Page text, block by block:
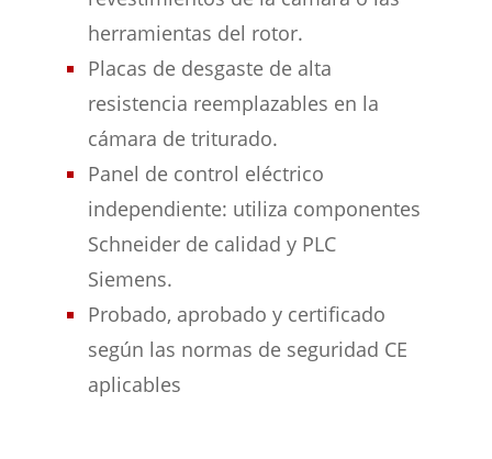
herramientas del rotor.
Placas de desgaste de alta
resistencia reemplazables en la
cámara de triturado.
Panel de control eléctrico
independiente: utiliza componentes
Schneider de calidad y PLC
Siemens.
Probado, aprobado y certificado
según las normas de seguridad CE
aplicables